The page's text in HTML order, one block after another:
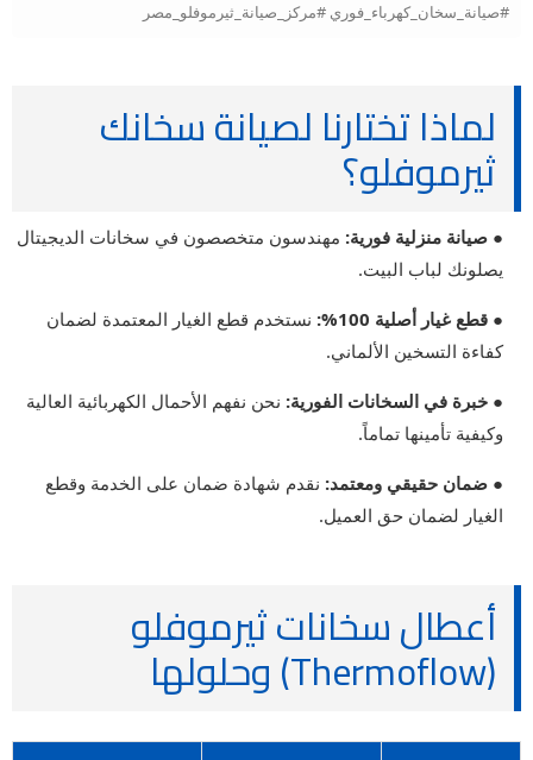
#صيانة_سخان_كهرباء_فوري #مركز_صيانة_ثيرموفلو_مصر
لماذا تختارنا لصيانة سخانك
ثيرموفلو؟
● صيانة منزلية فورية: مهندسون متخصصون في سخانات الديجيتال
يصلونك لباب البيت.
● قطع غيار أصلية 100%:
نستخدم قطع الغيار المعتمدة لضمان
كفاءة التسخين الألماني.
● خبرة في السخانات الفورية: نحن نفهم الأحمال الكهربائية العالية
وكيفية تأمينها تماماً.
● ضمان حقيقي ومعتمد: نقدم شهادة ضمان على الخدمة وقطع
الغيار لضمان حق العميل.
أعطال سخانات ثيرموفلو
(Thermoflow) وحلولها